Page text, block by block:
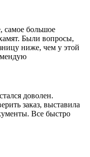
самое большое
Были вопросы,
ниже, чем у этой
доволен.
заказ, выставила
Все быстро